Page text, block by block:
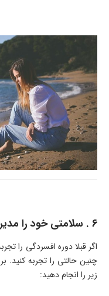
6 . سلامتی خود را مدیریت کنید
اگر قبلا دوره افسردگی را
چنین حالتی را تجربه کنید.
زیر را انجام دهید: